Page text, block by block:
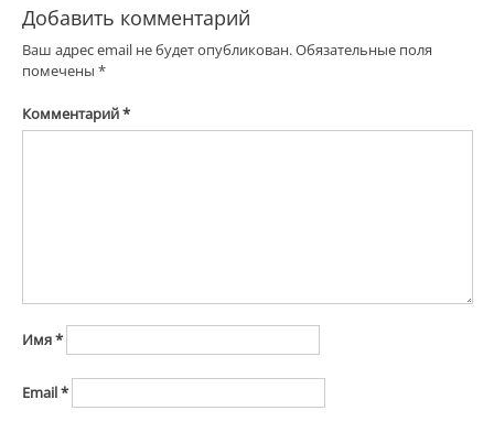
Добавить комментарий
Ваш адрес email не будет опубликован.Обязательные поля
помечены *
Комментарий*
Имя*
Email*